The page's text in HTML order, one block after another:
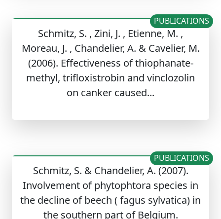
Schmitz, S. , Zini, J. , Etienne, M. ,
Moreau, J. , Chandelier, A. & Cavelier, M.
(2006). Effectiveness of thiophanate-
methyl, trifloxistrobin and vinclozolin
on canker caused...
PUBLICATIONS
Schmitz, S. & Chandelier, A. (2007).
Involvement of phytophtora species in
the decline of beech ( fagus sylvatica) in
the southern part of Belgium.
PUBLICATIONS